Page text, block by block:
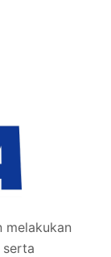
melakukan
serta